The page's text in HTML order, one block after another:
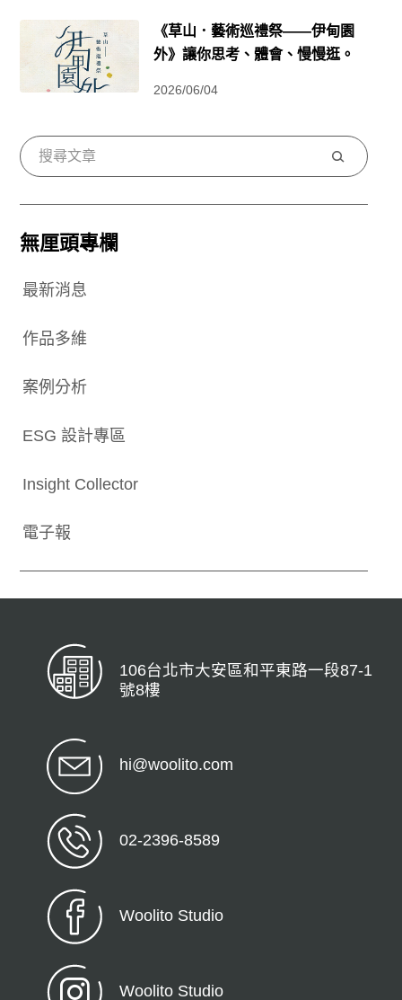
搜
無厘頭專欄
最新消息
作品多維
案例分析
ESG 設計專區
Insight Collector
電子報
《草山．藝術巡禮祭——伊甸園
外》讓你思考、體會、慢慢逛。
2026/06/04
106台北市大安區和平東路一段87-1
號8樓
hi@woolito.com
02-2396-8589
Woolito Studio
Woolito Studio